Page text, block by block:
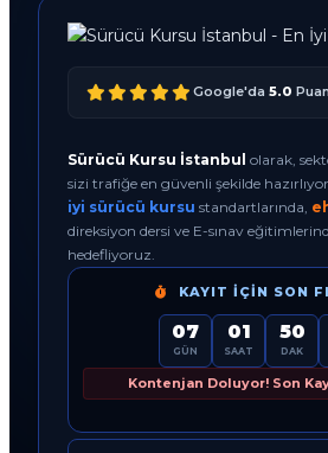
Google'da 5.0 Puan
Sürücü Kursu İstanbul olarak,
sizi trafiğe en güvenli şekilde
iyi sürücü kursu standartlarında,
direksiyon dersi ve E-sınav
hedefliyoruz.
KAYIT İÇIN SON
07
GÜN
01
SAAT
50
DAK
Kontenjan Doluyor! Son